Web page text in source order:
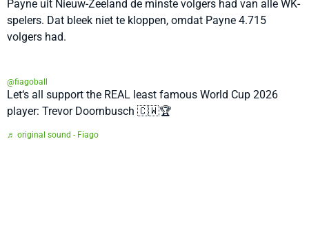
Payne uit Nieuw-Zeeland de minste volgers had van alle WK-
spelers. Dat bleek niet te kloppen, omdat Payne 4.715
volgers had.
@fiagoball
Let‘s all support the REAL least famous World Cup 2026
player: Trevor Doornbusch 🇨🇼🏆
♬ original sound - Fiago